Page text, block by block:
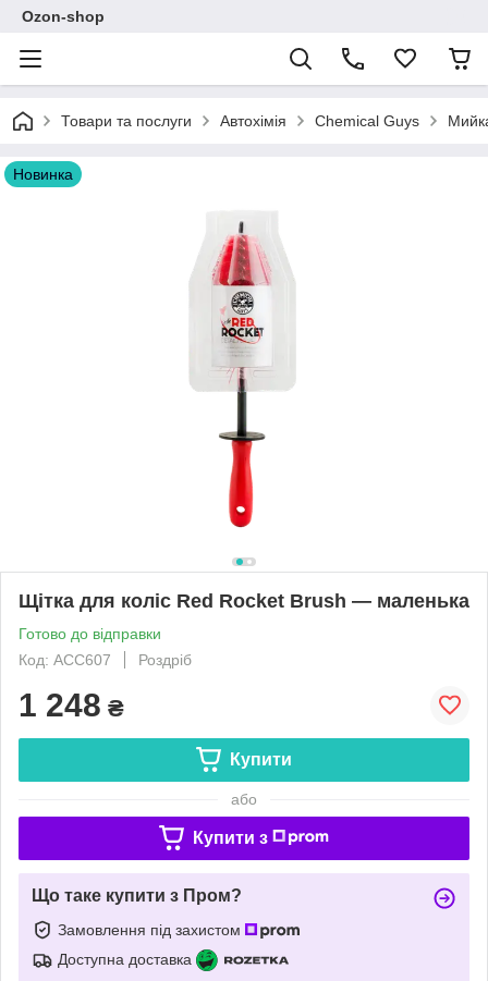
Ozon-shop
Товари та послуги Автохімія Chemical Guys
Новинка
Щітка для коліс Red Rocket Brush — маленька
Готово до відправки
Код: ACC607
Роздріб
1 248 ₴
Купити
або
Купити з
Що таке купити з Пром?
Замовлення під захистом
Доступна доставка